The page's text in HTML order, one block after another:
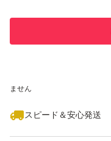
ません
スピード＆安心発送